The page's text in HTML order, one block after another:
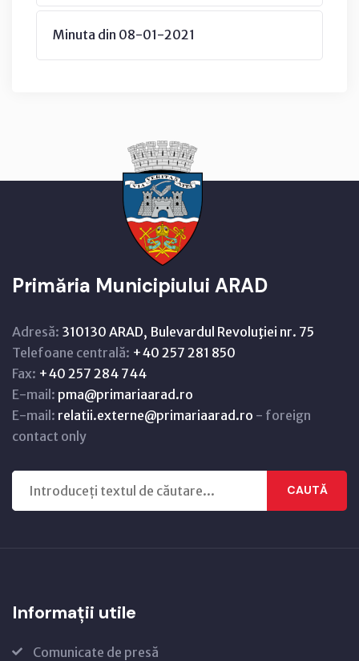
Minuta din 08-01-2021
Primăria Municipiului ARAD
Adresă: 310130 ARAD, Bulevardul Revoluţiei nr. 75
Telefoane centrală: +40 257 281 850
Fax: +40 257 284 744
E-mail: pma@primariaarad.ro
E-mail: relatii.externe@primariaarad.ro - foreign
contact only
CAUTĂ
Informații utile
Comunicate de presă